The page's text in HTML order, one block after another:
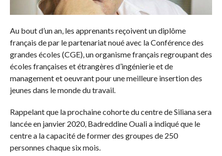
Au bout d’un an, les apprenants reçoivent un diplôme
français de par le partenariat noué avec la Conférence des
grandes écoles (CGE), un organisme français regroupant des
écoles françaises et étrangères d’ingénierie et de
management et oeuvrant pour une meilleure insertion des
jeunes dans le monde du travail.
Rappelant que la prochaine cohorte du centre de Siliana sera
lancée en janvier 2020, Badreddine Ouali a indiqué que le
centre a la capacité de former des groupes de 250
personnes chaque six mois.